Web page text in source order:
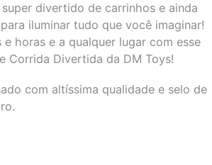
divertido de carrinhos e ainda
iluminar tudo que você imaginar!
horas e a qualquer lugar com esse
Corrida Divertida da DM Toys!
com altíssima qualidade e selo de